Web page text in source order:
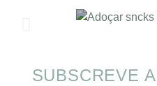
Alimentação nas férias
SUBSCREVE